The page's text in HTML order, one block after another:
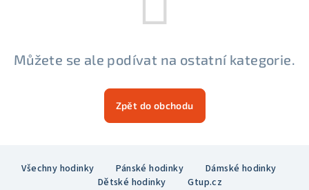
Můžete se ale podívat na ostatní kategorie.
Zpět do obchodu
Všechny hodinky Pánské hodinky
Dámské hodinky
Dětské hodinky
Gtup.cz